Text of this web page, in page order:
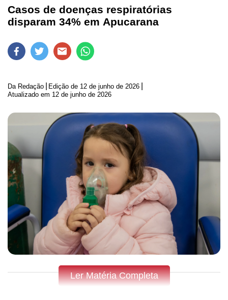
Casos de doenças respiratórias
disparam 34% em Apucarana
Da Redação Edição de 12 de junho de 2026
Atualizado em 12 de junho de 2026
Ler Matéria Completa